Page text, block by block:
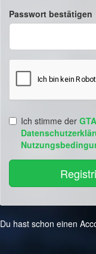
Passwort bestätigen
Ich stimme der
Du hast schon einen